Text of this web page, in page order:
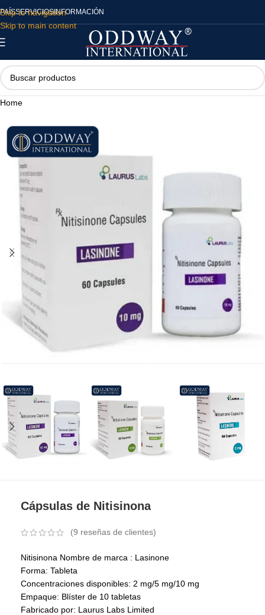
Skip to navigation
Skip to main content
PAÍSSERVICIOSINFORMACIÓN
Home
Cápsulas de Nitisinona
(9 reseñas de clientes)
Nitisinona Nombre de marca : Lasinone
Forma: Tableta
Concentraciones disponibles: 2 mg/5 mg/10 mg
Empaque: Blíster de 10 tabletas
Fabricado por: Laurus Labs Limited